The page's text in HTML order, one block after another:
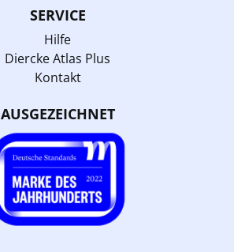
SERVICE
Hilfe
Diercke Atlas Plus
Kontakt
AUSGEZEICHNET